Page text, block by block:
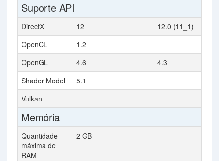
Suporte API
DirectX 12
12.0 (11_1)
OpenCL
1.2
OpenGL
4.6
4.3
Shader Model
5.1
Vulkan
Memória
Quantidade
máxima de
RAM
2 GB